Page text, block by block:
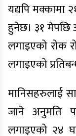
यद्यपि मक्कामा
हुनेछ। ३१ मेपछि
लगाइएको रोक
लगाइएको
मानिसहरुलाई
जाने अनुमति
लगाइएको २४